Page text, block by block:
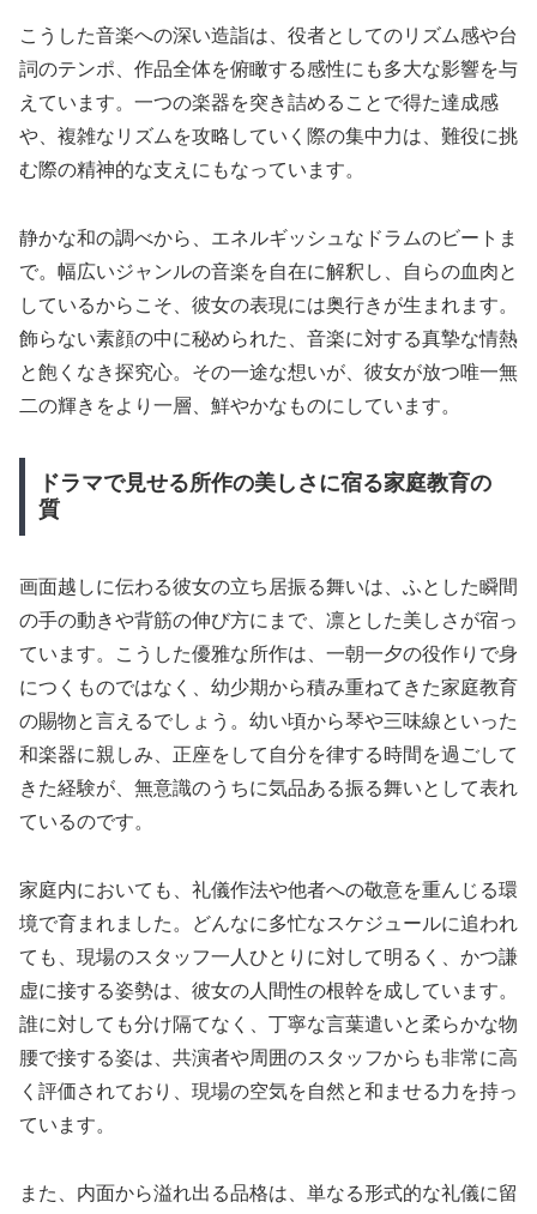
こうした音楽への深い造詣は、役者としてのリズム感や台
詞のテンポ、作品全体を俯瞰する感性にも多大な影響を与
えています。一つの楽器を突き詰めることで得た達成感
や、複雑なリズムを攻略していく際の集中力は、難役に挑
む際の精神的な支えにもなっています。
静かな和の調べから、エネルギッシュなドラムのビートま
で。幅広いジャンルの音楽を自在に解釈し、自らの血肉と
しているからこそ、彼女の表現には奥行きが生まれます。
飾らない素顔の中に秘められた、音楽に対する真摯な情熱
と飽くなき探究心。その一途な想いが、彼女が放つ唯一無
二の輝きをより一層、鮮やかなものにしています。
ドラマで見せる所作の美しさに宿る家庭教育の
質
画面越しに伝わる彼女の立ち居振る舞いは、ふとした瞬間
の手の動きや背筋の伸び方にまで、凛とした美しさが宿っ
ています。こうした優雅な所作は、一朝一夕の役作りで身
につくものではなく、幼少期から積み重ねてきた家庭教育
の賜物と言えるでしょう。幼い頃から琴や三味線といった
和楽器に親しみ、正座をして自分を律する時間を過ごして
きた経験が、無意識のうちに気品ある振る舞いとして表れ
ているのです。
家庭内においても、礼儀作法や他者への敬意を重んじる環
境で育まれました。どんなに多忙なスケジュールに追われ
ても、現場のスタッフ一人ひとりに対して明るく、かつ謙
虚に接する姿勢は、彼女の人間性の根幹を成しています。
誰に対しても分け隔てなく、丁寧な言葉遣いと柔らかな物
腰で接する姿は、共演者や周囲のスタッフからも非常に高
く評価されており、現場の空気を自然と和ませる力を持っ
ています。
また、内面から溢れ出る品格は、単なる形式的な礼儀に留